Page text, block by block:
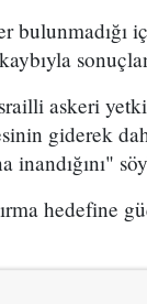
askeri
giderek
inandığını"
hedefine